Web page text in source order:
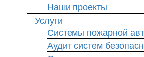
Наши проекты
Услуги
Системы пожарной
Аудит систем